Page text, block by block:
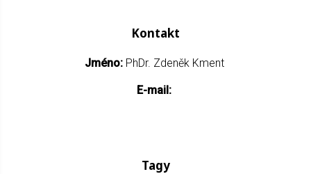
Kontakt
Jméno: PhDr. Zdeněk Kment
E-mail:
Tagy